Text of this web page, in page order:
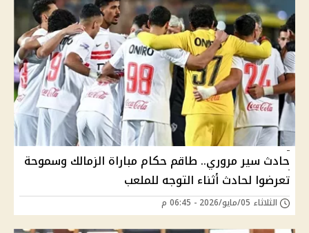
حادث سير مروري.. طاقم حكام مباراة الزمالك وسموحة
تعرضوا لحادث أثناء التوجه للملعب
الثلاثاء 05/مايو/2026 - 06:45 م